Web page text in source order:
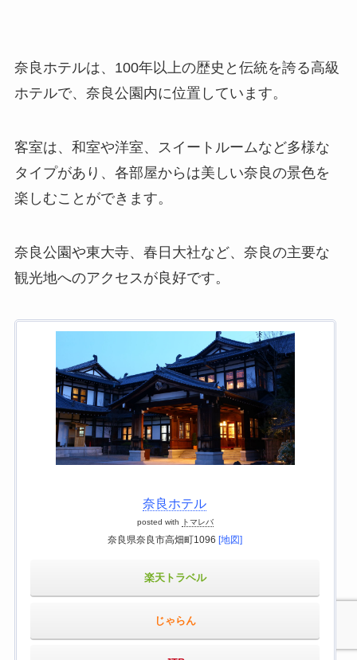
奈良ホテルは、100年以上の歴史と伝統を誇る高級
ホテルで、奈良公園内に位置しています。
客室は、和室や洋室、スイートルームなど多様な
タイプがあり、各部屋からは美しい奈良の景色を
楽しむことができます。
奈良公園や東大寺、春日大社など、奈良の主要な
観光地へのアクセスが良好です。
奈良ホテル
posted with トマレバ
奈良県奈良市高畑町1096 [地図]
楽天トラベル
じゃらん